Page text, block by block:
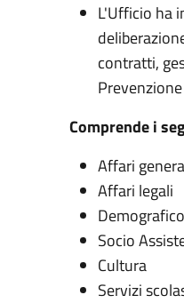
L'Ufficio ha
contratti,
Comprende i
Affari
Affari legali
Demografico
Socio
Cultura
Servizi